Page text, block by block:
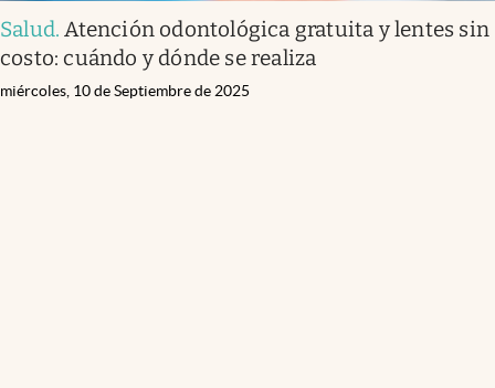
Salud.Atención odontológica gratuita y lentes sin
costo: cuándo y dónde se realiza
miércoles, 10 de Septiembre de 2025